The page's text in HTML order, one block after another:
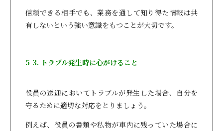
信頼できる相手でも、業務を通して知り得た情報は共
有しないという強い意識をもつことが大切です。
5-3. トラブル発生時に心がけること
役員の送迎においてトラブルが発生した場合、自分を
守るために適切な対応をとりましょう。
例えば、役員の書類や私物が車内に残っていた場合に